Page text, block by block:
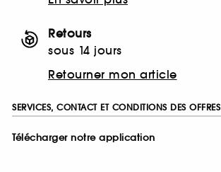
Retours
sous 14 jours
Retourner mon article
SERVICES, CONTACT ET CONDITIONS DES OFFRES
Télécharger notre application